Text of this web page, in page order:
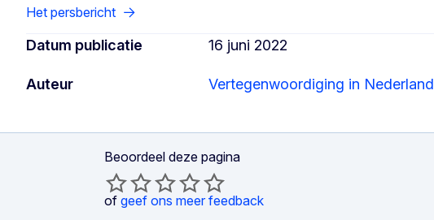
Het persbericht
Datum publicatie 16 juni 2022
Auteur Vertegenwoordiging in Nederland
Beoordeel deze pagina
of geef ons meer feedback